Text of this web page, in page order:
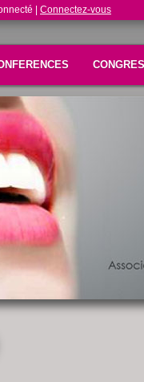
| Connectez-vous
CONGRES